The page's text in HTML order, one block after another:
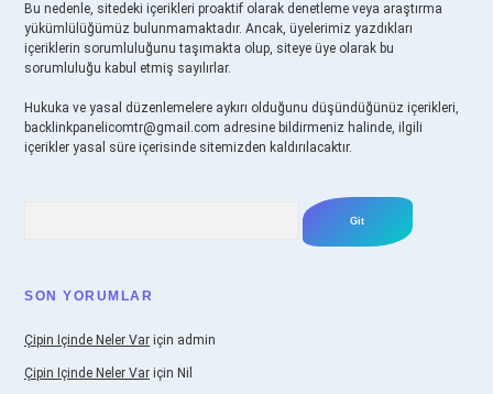
Bu nedenle, sitedeki içerikleri proaktif olarak denetleme veya araştırma
yükümlülüğümüz bulunmamaktadır. Ancak, üyelerimiz yazdıkları
içeriklerin sorumluluğunu taşımakta olup, siteye üye olarak bu
sorumluluğu kabul etmiş sayılırlar.
Hukuka ve yasal düzenlemelere aykırı olduğunu düşündüğünüz içerikleri,
backlinkpanelicomtr@gmail.com adresine bildirmeniz halinde, ilgili
içerikler yasal süre içerisinde sitemizden kaldırılacaktır.
SON YORUMLAR
Çipin Içinde Neler Var için admin
Çipin Içinde Neler Var için Nil